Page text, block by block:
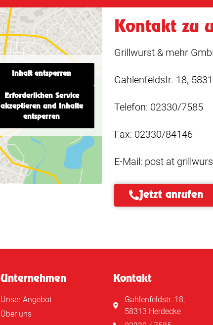
Inhalt entsperren
Erforderlichen Service
akzeptieren und Inhalte
entsperren
Kontakt zu
Grillwurst & mehr
Gahlenfeldstr. 18,
Telefon: 02330/7585
Fax: 02330/84146
E-Mail: post at
Jetzt anrufen
Unternehmen
Unser Angebot
Über uns
Kontakt
Gahlenfeldstr. 18,
58313 Herdecke